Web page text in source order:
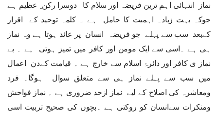
نماز انتہائی اہم ترین فریضہ اور سلام کا دوسرا رکن ِ عظیم ہے
جوکہ بہت زیادہ اہمیت کا حامل ہے ۔ کلمہ توحید کے اقرار
کےبعد سب سے پہلے جو فریضہ انسان پر عائد ہوتا ہے وہ نماز
ہی ہے ۔اسی سے ایک مومن اور کافر میں تمیز ہوتی ہے ۔ بے
نماز ی کافر اور دائرۂ اسلام سے خارج ہے ۔ قیامت کےدن اعمال
میں سب سے پہلے نماز ہی سے متعلق سوال ہوگا۔ فرد
ومعاشرہ کی اصلاح کے لیے نماز ازحد ضروری ہے ۔ نماز فواحش
ومنکرات سےانسان کو روکتی ہے ۔بچوں کی صحیح تربیت اسی